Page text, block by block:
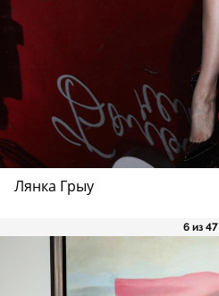
Лянка Грыу
6 из 47